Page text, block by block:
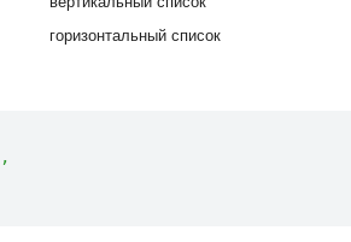
горизонтальный список
,